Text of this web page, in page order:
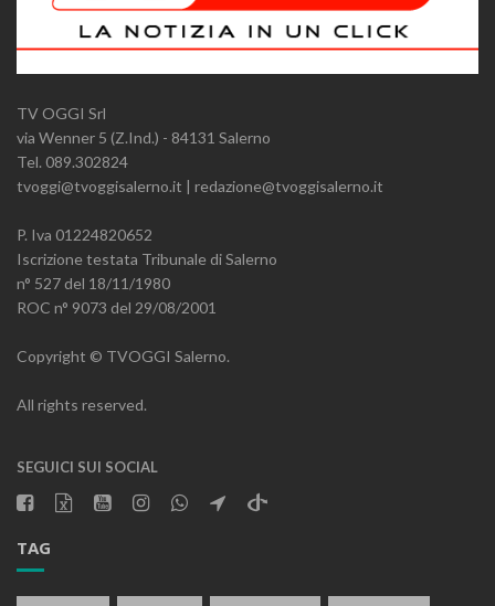
TV OGGI Srl
via Wenner 5 (Z.Ind.) - 84131 Salerno
Tel. 089.302824
tvoggi@tvoggisalerno.it | redazione@tvoggisalerno.it
P. Iva 01224820652
Iscrizione testata Tribunale di Salerno
n° 527 del 18/11/1980
ROC n° 9073 del 29/08/2001
Copyright © TVOGGI Salerno.
All rights reserved.
SEGUICI SUI SOCIAL
TAG